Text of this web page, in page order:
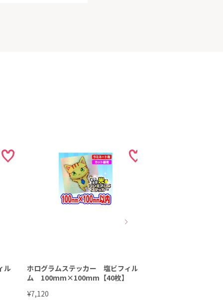
ル
ホログラムステッカー 塩ビフィル
ム 100mm×100mm【40枚】
¥7,120